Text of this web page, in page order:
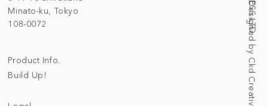
Minato-ku, Tokyo
108-0072
Product Info.
Build Up!